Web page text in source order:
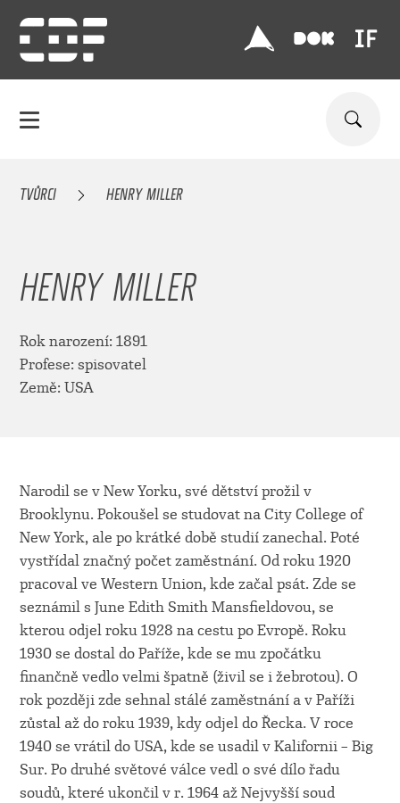
TVŮRCI HENRY MILLER
HENRY MILLER
Rok narození: 1891
Profese: spisovatel
Země: USA
Narodil se v New Yorku, své dětství prožil v
Brooklynu. Pokoušel se studovat na City College of
New York, ale po krátké době studií zanechal. Poté
vystřídal značný počet zaměstnání. Od roku 1920
pracoval ve Western Union, kde začal psát. Zde se
seznámil s June Edith Smith Mansfieldovou, se
kterou odjel roku 1928 na cestu po Evropě. Roku
1930 se dostal do Paříže, kde se mu zpočátku
finančně vedlo velmi špatně (živil se i žebrotou). O
rok později zde sehnal stálé zaměstnání a v Paříži
zůstal až do roku 1939, kdy odjel do Řecka. V roce
1940 se vrátil do USA, kde se usadil v Kalifornii – Big
Sur. Po druhé světové válce vedl o své dílo řadu
soudů, které ukončil v r. 1964 až Nejvyšší soud